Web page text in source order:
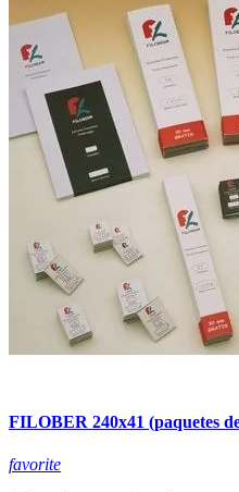
FILOBER 240x41 (paquetes
favorite